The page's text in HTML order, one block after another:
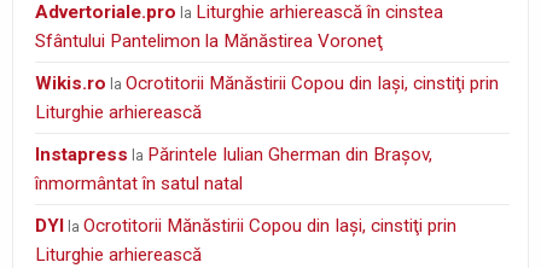
Advertoriale.pro la Liturghie arhierească în cinstea
Sfântului Pantelimon la Mănăstirea Voroneţ
wikis.ro laOcrotitorii Mănăstirii Copou din Iaşi, cinstiţi prin
Liturghie arhierească
Instapress la Părintele Iulian Gherman din Braşov,
înmormântat în satul natal
DYI
laOcrotitorii Mănăstirii Copou din Iaşi, cinstiţi prin
Liturghie arhierească